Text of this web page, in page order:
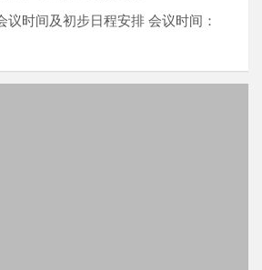
议时间及初步日程安排 会议时间：